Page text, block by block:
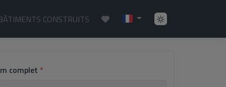
CONSTRUITS
complet *